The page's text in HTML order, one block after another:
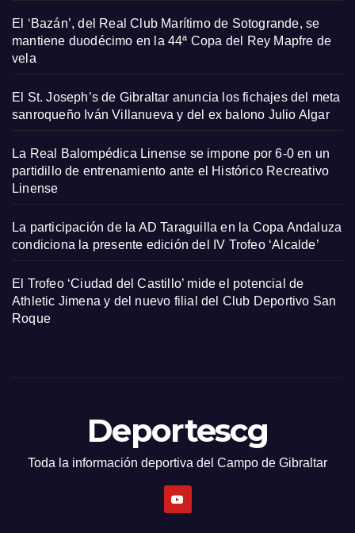
El ‘Bazán’, del Real Club Marítimo de Sotogrande, se
mantiene duodécimo en la 44ª Copa del Rey Mapfre de
vela
El St. Joseph’s de Gibraltar anuncia los fichajes del meta
sanroqueño Iván Villanueva y del ex balono Julio Algar
La Real Balompédica Linense se impone por 6-0 en un
partidillo de entrenamiento ante el Histórico Recreativo
Linense
La participación de la AD Taraguilla en la Copa Andaluza
condiciona la presente edición del IV Trofeo ‘Alcalde’
El Trofeo ‘Ciudad del Castillo’ mide el potencial de
Athletic Jimena y del nuevo filial del Club Deportivo San
Roque
Deportescg
Toda la información deportiva del Campo de Gibraltar